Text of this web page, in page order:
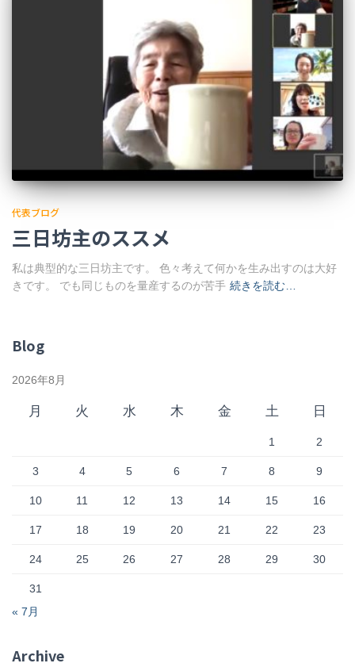
代表ブログ
三日坊主のススメ
私は典型的な三日坊主です。 色々考えて何かを生み出すのは大好
きです。 でも同じものを量産するのが苦手 続きを読む…
Blog
2026年8月
月 火 水 木 金 土 日
1 2
3 4 5 6 7 8 9
10 11 12 13 14 15 16
17 18 19 20 21 22 23
24 25 26 27 28 29 30
31
« 7月
Archive